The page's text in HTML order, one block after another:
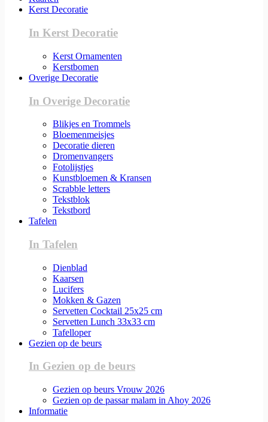
Kerst Decoratie
In Kerst Decoratie
Kerst Ornamenten
Kerstbomen
Overige Decoratie
In Overige Decoratie
Blikjes en Trommels
Bloemenmeisjes
Decoratie dieren
Dromenvangers
Fotolijstjes
Kunstbloemen & Kransen
Scrabble letters
Tekstblok
Tekstbord
Tafelen
In Tafelen
Dienblad
Kaarsen
Lucifers
Mokken & Gazen
Servetten Cocktail 25x25 cm
Servetten Lunch 33x33 cm
Tafelloper
Gezien op de beurs
In Gezien op de beurs
Gezien op beurs Vrouw 2026
Gezien op de passar malam in Ahoy 2026
Informatie